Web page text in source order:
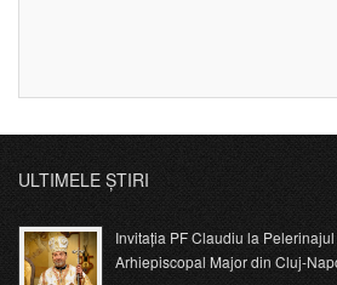
ULTIMELE ȘTIRI
Invitația PF Claudiu la
Arhiepiscopal Major din Cluj-